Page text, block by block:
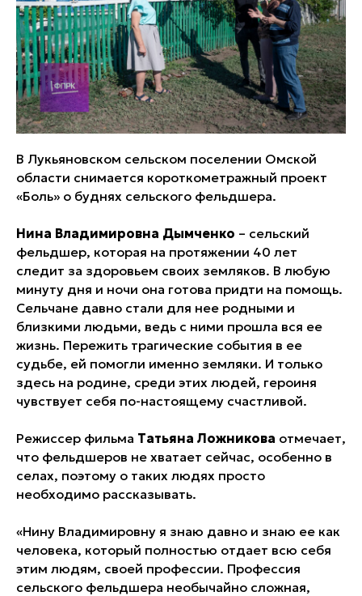
В Лукьяновском сельском поселении Омской
области снимается короткометражный проект
«Боль» о буднях сельского фельдшера.
Нина Владимировна Дымченко – сельский
фельдшер, которая на протяжении 40 лет
следит за здоровьем своих земляков. В любую
минуту дня и ночи она готова придти на помощь.
Сельчане давно стали для нее родными и
близкими людьми, ведь с ними прошла вся ее
жизнь. Пережить трагические события в ее
судьбе, ей помогли именно земляки. И только
здесь на родине, среди этих людей, героиня
чувствует себя по-настоящему счастливой.
Режиссер фильма Татьяна Ложникова отмечает,
что фельдшеров не хватает сейчас, особенно в
селах, поэтому о таких людях просто
необходимо рассказывать.
«Нину Владимировну я знаю давно и знаю ее как
человека, который полностью отдает всю себя
этим людям, своей профессии. Профессия
сельского фельдшера необычайно сложная,